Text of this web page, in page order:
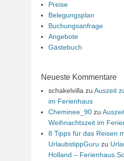
Preise
Belegungsplan
Buchungsanfrage
Angebote
Gästebuch
Neueste Kommentare
schakelvilla zu Auszeit
im Ferienhaus
Cheminee_90 zu
Weihnachtszeit im
8 Tipps für das Reisen
UrlaubstippGuru zu
Holland – Ferienhaus